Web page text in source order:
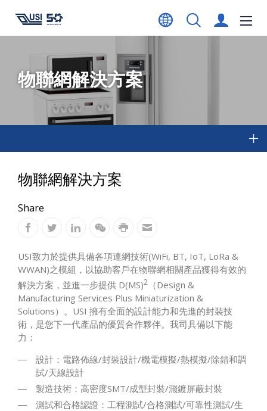
物聯網解決方案
物聯網解決方案
Share
USI致力於提供具備各項連網技術(WiFi, BT, IoT, LoRa &
WWAN)之模組，以協助客戶在物聯網相關產品獲得有效的
解決方案，並進一步提供 D(MS)2 （Design &
Manufacturing Services Plus Miniaturization &
Solutions）。USI 擁有全面的設計能力和先進的封裝技
術，是您下一代產品的優質合作夥伴。我司具備以下能
力：
設計：電路佈線/封裝設計/機電模擬/熱模擬/除錯和調
試/天線設計
製造技術：高密度SMT/成型封裝/濺鍍屏蔽封裝
測試和合格認證：工程測試/合格測試/可靠性測試/生